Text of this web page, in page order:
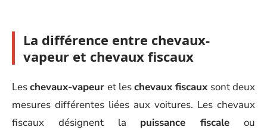
La différence entre chevaux-
vapeur et chevaux fiscaux
Leschevaux-vapeur et leschevaux fiscaux sont deux
mesures différentes liées aux voitures. Les chevaux
fiscaux désignent la puissance fiscale ou